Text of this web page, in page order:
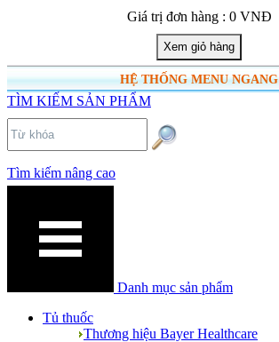
Giá trị đơn hàng : 0 VNĐ
HỆ THỐNG MENU NGANG
TÌM KIẾM SẢN PHẨM
Tìm kiếm nâng cao
Danh mục sản phẩm
Tủ thuốc
Thương hiệu Bayer Healthcare